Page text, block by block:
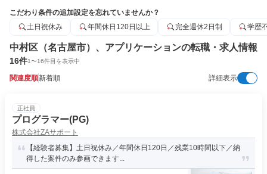
こだわり条件の追加設定を忘れていませんか？
土日祝休み
年間休日120日以上 完全週休2日制 学歴
中村区（名古屋市）、アプリケーションの転職・求人情報
16件1〜16件目を表示中
関連度順新着順 詳細表示
正社員
プログラマー(PG)
株式会社ZAサポート
【経験者募集】土日祝休み／年間休日120日／残業10時間以下／納
得した案件のみ参画できます...